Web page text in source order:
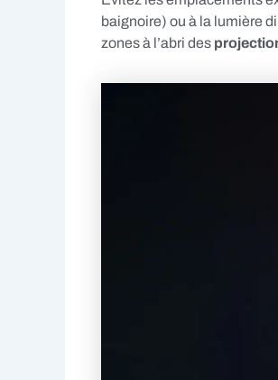
baignoire) ou à la lumière
zones à l’abri des